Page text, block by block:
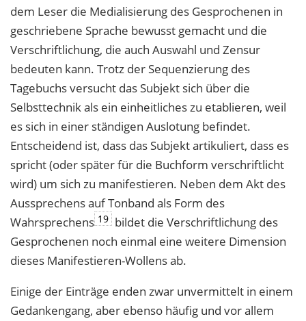
dem Leser die Medialisierung des Gesprochenen in
geschriebene Sprache bewusst gemacht und die
Verschriftlichung, die auch Auswahl und Zensur
bedeuten kann. Trotz der Sequenzierung des
Tagebuchs versucht das Subjekt sich über die
Selbsttechnik als ein einheitliches zu etablieren, weil
es sich in einer ständigen Auslotung befindet.
Entscheidend ist, dass das Subjekt artikuliert, dass es
spricht (oder später für die Buchform verschriftlicht
wird) um sich zu manifestieren. Neben dem Akt des
Aussprechens auf Tonband als Form des
Wahrsprechens 19 bildet die Verschriftlichung des
Gesprochenen noch einmal eine weitere Dimension
dieses Manifestieren-Wollens ab.
Einige der Einträge enden zwar unvermittelt in einem
Gedankengang, aber ebenso häufig und vor allem